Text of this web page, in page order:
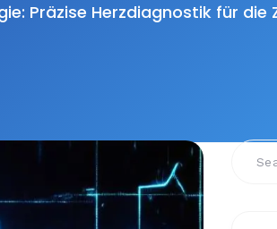
Präzise Herzdiagnostik für die